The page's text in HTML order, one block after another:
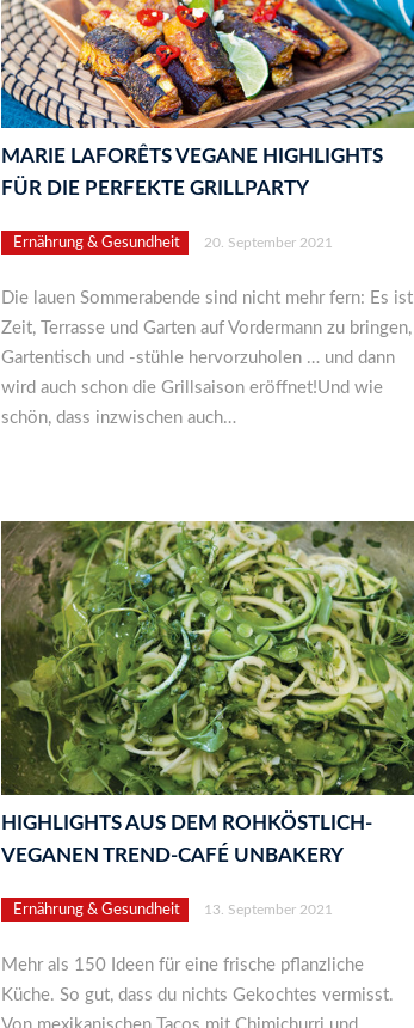
MARIE LAFORÊTS VEGANE HIGHLIGHTS
FÜR DIE PERFEKTE GRILLPARTY
Ernährung & Gesundheit 20. September 2021
Die lauen Sommerabende sind nicht mehr fern: Es ist
Zeit, Terrasse und Garten auf Vordermann zu bringen,
Gartentisch und -stühle hervorzuholen … und dann
wird auch schon die Grillsaison eröffnet!Und wie
schön, dass inzwischen auch…
HIGHLIGHTS AUS DEM ROHKÖSTLICH-
VEGANEN TREND-CAFÉ UNBAKERY
Ernährung & Gesundheit 13. September 2021
Mehr als 150 Ideen für eine frische pflanzliche
Küche. So gut, dass du nichts Gekochtes vermisst.